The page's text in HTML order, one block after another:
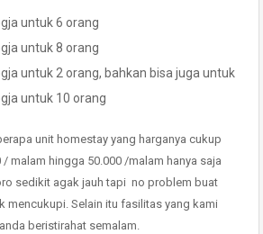
untuk 6 orang
untuk 8 orang
untuk 2 orang, bahkan bisa juga untuk
untuk 10 orang
unit homestay yang harganya cukup
malam hingga 50.000 /malam hanya saja
sedikit agak jauh tapi no problem buat
mencukupi. Selain itu fasilitas yang kami
beristirahat semalam.